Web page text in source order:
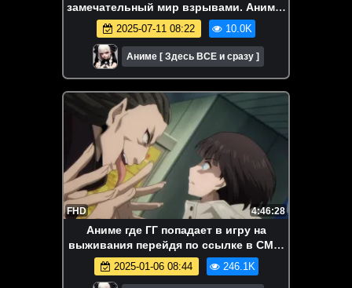
замечательный мир взрывами. Аниме-
марафон. Все серии подряд.
2025-07-11 08:22 10.0K
Аниме [ Здесь ВСЕ и сразу ]
FHD 4:46:28
Аниме где ГГ попадает в игру на
выживания перейдя по ссылке в СМС.
Игра Дарвина. Аниме-марафон. Все
серии подряд.
2025-01-06 08:44 246.1K